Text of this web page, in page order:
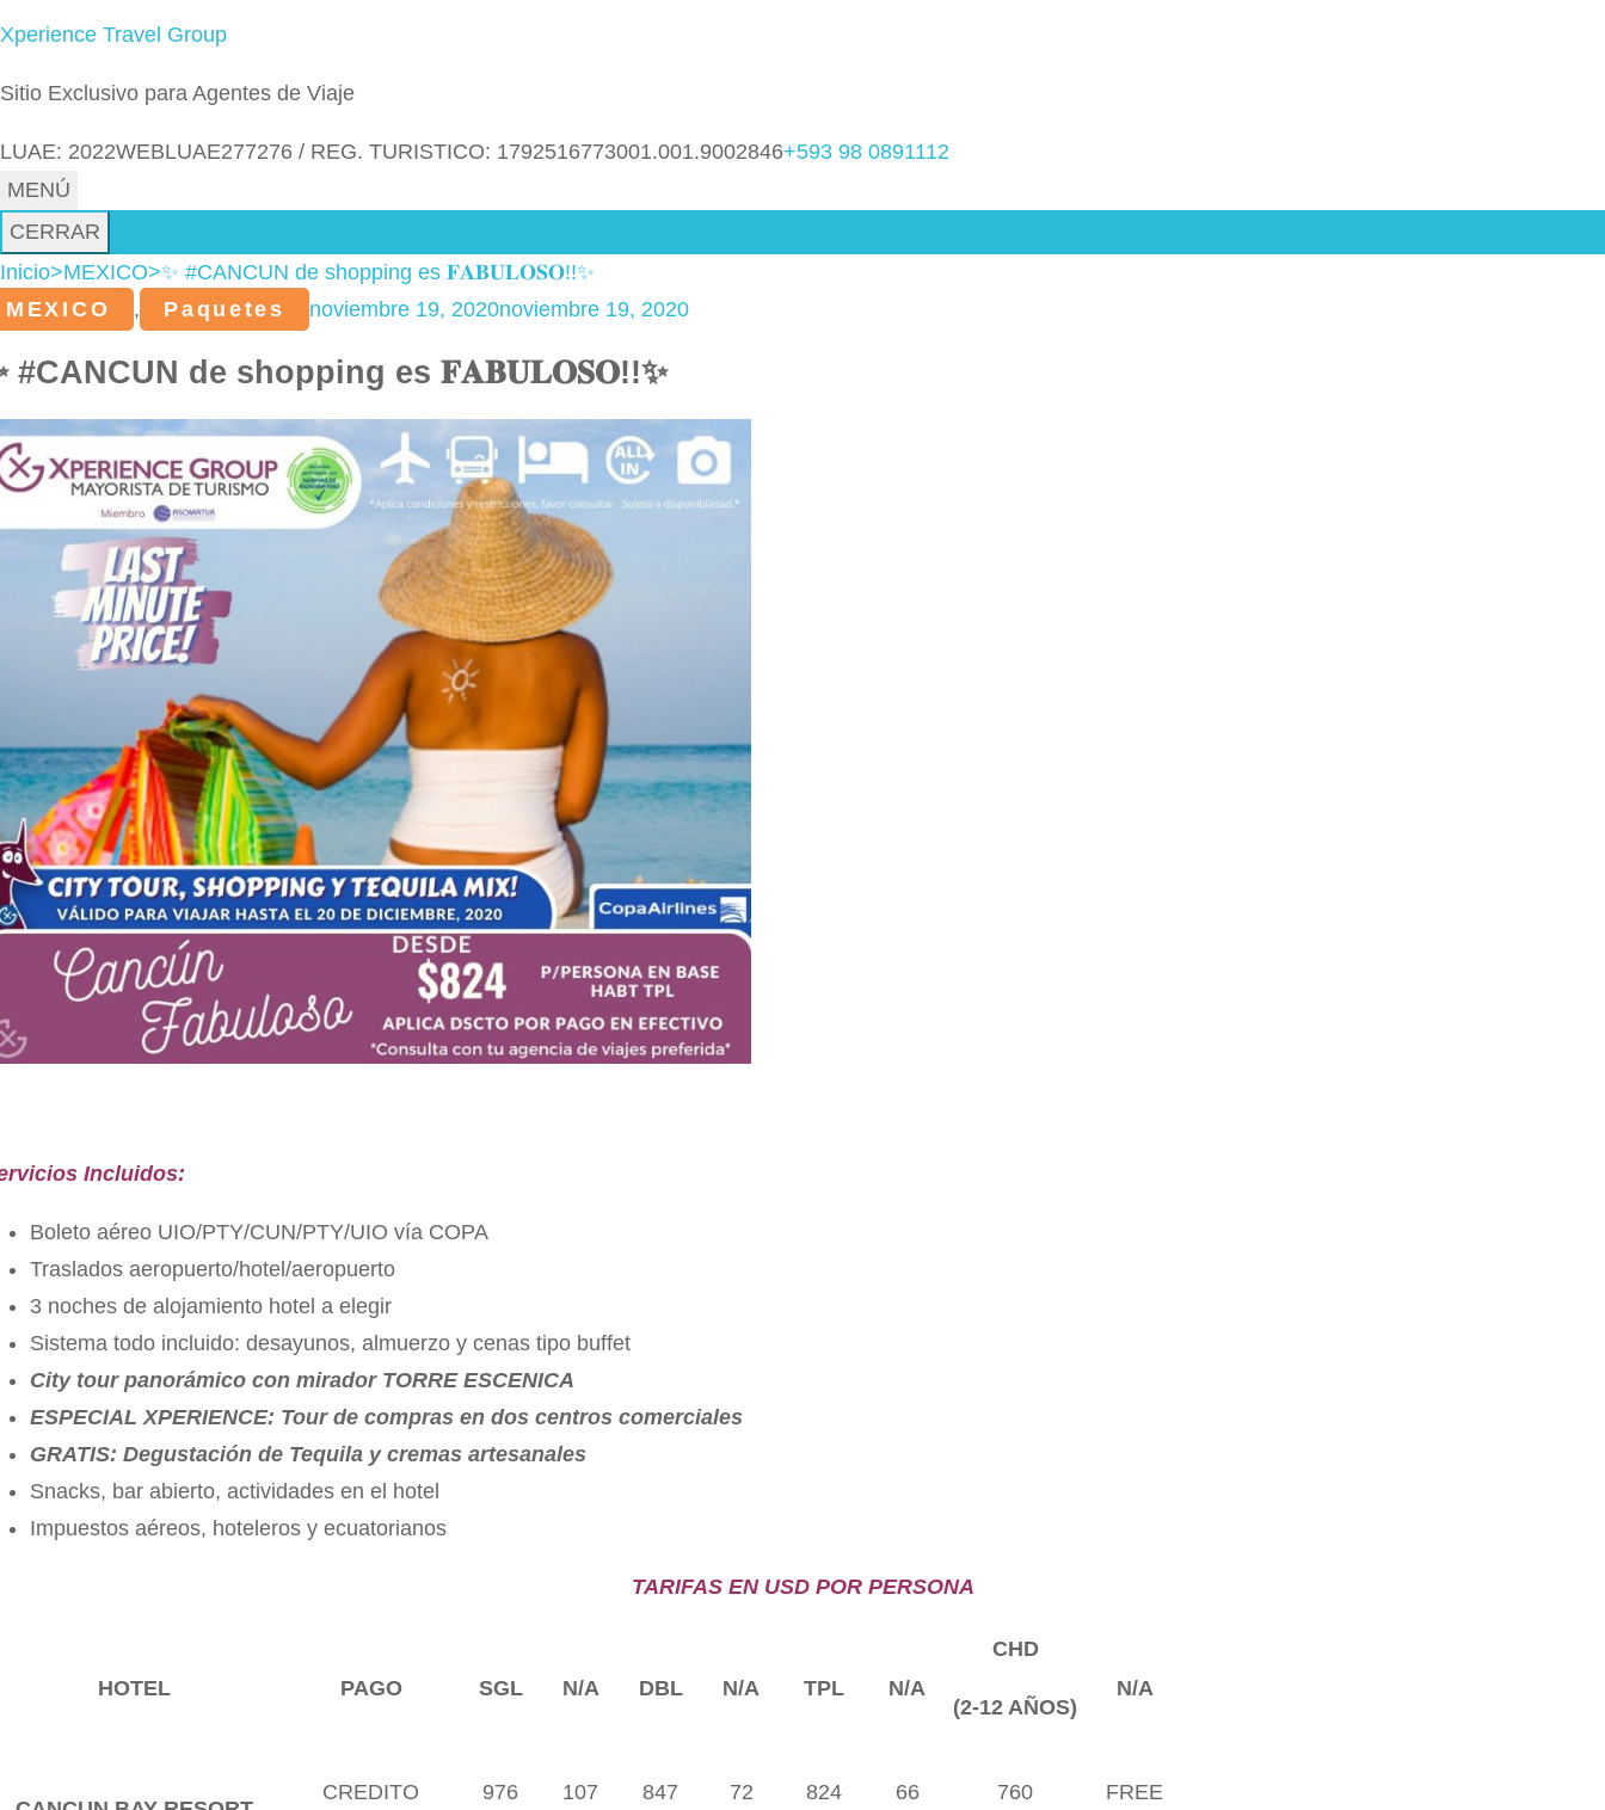
Xperience Travel Group
Sitio Exclusivo para Agentes de Viaje
LUAE: 2022WEBLUAE277276 / REG. TURISTICO: 1792516773001.001.9002846+593 98 0891112
MENÚ
CERRAR
Inicio>MEXICO>✨ #CANCUN de shopping es 𝐅𝐀𝐁𝐔𝐋𝐎𝐒𝐎!!✨
MEXICO
, Paquetes noviembre 19, 2020noviembre 19, 2020
#CANCUN de shopping es 𝐅𝐀𝐁𝐔𝐋𝐎𝐒𝐎!!✨
Incluidos:
Boleto aéreo UIO/PTY/CUN/PTY/UIO vía COPA
Traslados aeropuerto/hotel/aeropuerto
3 noches de alojamiento hotel a elegir
Sistema todo incluido: desayunos, almuerzo y cenas tipo buffet
City tour panorámico con mirador TORRE ESCENICA
ESPECIAL XPERIENCE: Tour de compras en dos centros comerciales
GRATIS: Degustación de Tequila y cremas artesanales
Snacks, bar abierto, actividades en el hotel
Impuestos aéreos, hoteleros y ecuatorianos
TARIFAS EN USD POR PERSONA
HOTEL PAGO SGL N/A DBL N/A TPL N/A
CHD
(2-12 AÑOS)
N/A
CREDITO 976 107 847 72 824 66 760 FREE